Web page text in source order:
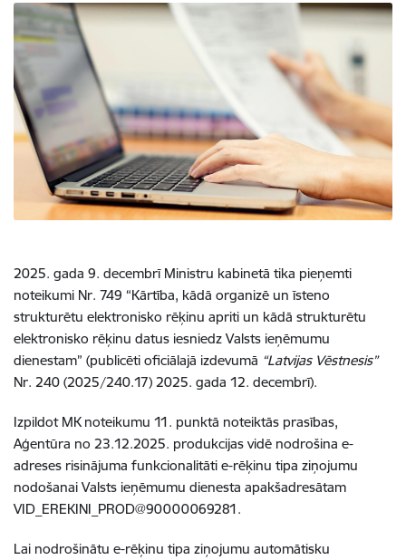
2025. gada 9. decembrī Ministru kabinetā tika pieņemti
noteikumi Nr. 749 “Kārtība, kādā organizē un īsteno
strukturētu elektronisko rēķinu apriti un kādā strukturētu
elektronisko rēķinu datus iesniedz Valsts ieņēmumu
dienestam” (publicēti oficiālajā izdevumā “Latvijas Vēstnesis”
Nr. 240 (2025/240.17) 2025. gada 12. decembrī).
Izpildot MK noteikumu 11. punktā noteiktās prasības,
Aģentūra no 23.12.2025. produkcijas vidē nodrošina e-
adreses risinājuma funkcionalitāti e-rēķinu tipa ziņojumu
nodošanai Valsts ieņēmumu dienesta apakšadresātam
VID_EREKINI_PROD@90000069281.
Lai nodrošinātu e-rēķinu tipa ziņojumu automātisku